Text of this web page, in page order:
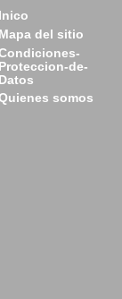
Inico
Mapa del sitio
Proteccion-de-
Datos
somos